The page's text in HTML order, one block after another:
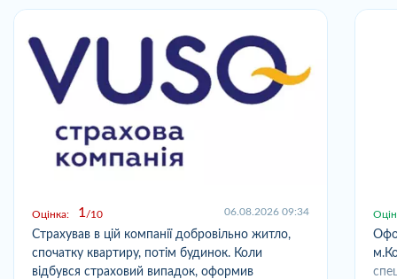
Оцінка: 1 10 06.08.2026 09:34
Страхував в цій компанії добровільно житло,
спочатку квартиру, потім будинок. Коли
відбувся страховий випадок, оформив